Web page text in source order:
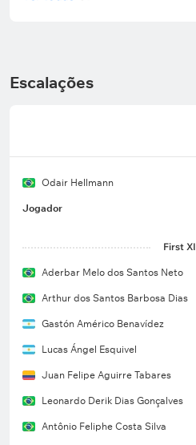
Escalações
Odair Hellmann
Jogador
First XI
Aderbar Melo dos Santos Neto
Arthur dos Santos Barbosa Dias
Gastón Américo Benavídez
Lucas Ángel Esquivel
Juan Felipe Aguirre Tabares
Leonardo Derik Dias Gonçalves
Antônio Feliphe Costa Silva